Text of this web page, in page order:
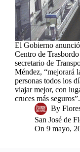
El Gobierno
Centro de
secretario de
Méndez, “mejorará
personas todos los
viajar mejor, con
cruces más seguros”.
By
San José de
On 9 mayo,